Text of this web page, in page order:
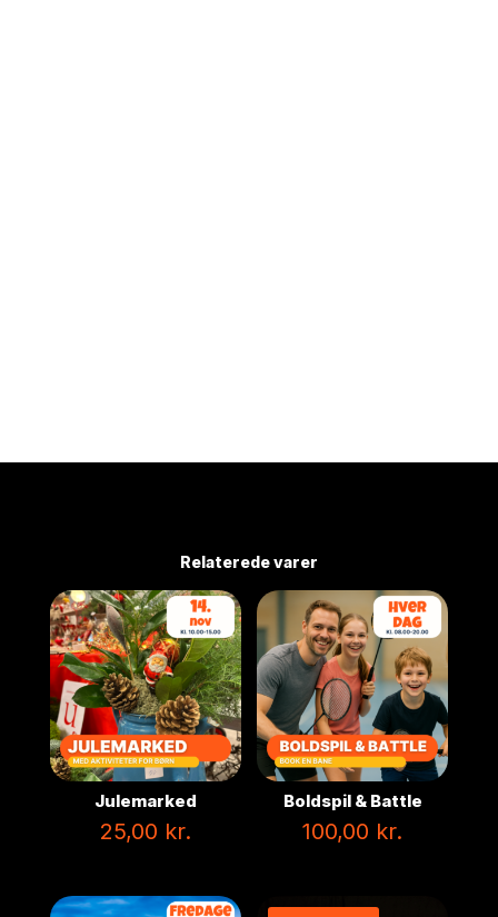
Relaterede varer
Julemarked
25,00 kr.
Boldspil & Battle
100,00 kr.